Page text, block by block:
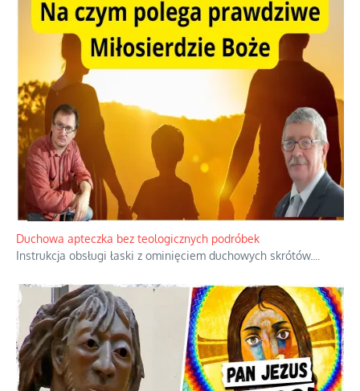
Duchowa apteczka bez teologicznych podróbek
Instrukcja obsługi łaski z ominięciem duchowych skrótów.